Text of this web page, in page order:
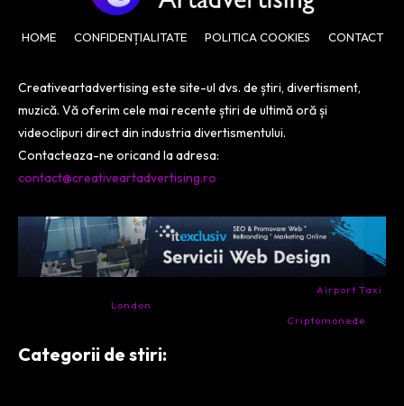
HOME CONFIDENȚIALITATE POLITICA COOKIES CONTACT
Creativeartadvertising este site-ul dvs. de știri, divertisment,
muzică. Vă oferim cele mai recente știri de ultimă oră și
videoclipuri direct din industria divertismentului.
Contacteaza-ne oricand la adresa:
contact@creativeartadvertising.ro
Airport Taxi
London
Criptomonede
Categorii de stiri: